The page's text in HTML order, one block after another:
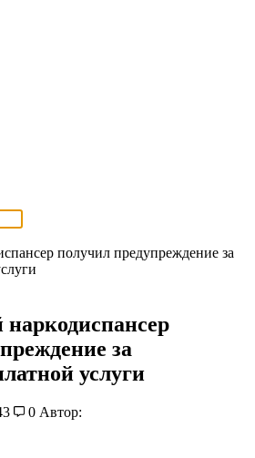
получил предупреждение за
наркодиспансер
за
услуги
0 Автор: